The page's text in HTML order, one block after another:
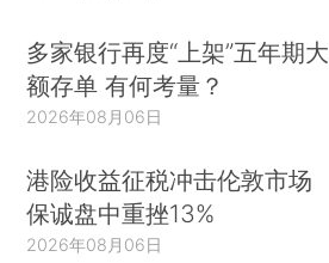
多家银行再度“上架”五年期大
额存单 有何考量？
2026年08月06日
港险收益征税冲击伦敦市场
保诚盘中重挫13%
2026年08月06日